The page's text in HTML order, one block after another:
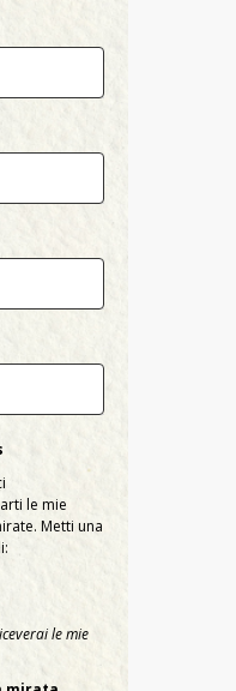
le mie
Metti una
le mie